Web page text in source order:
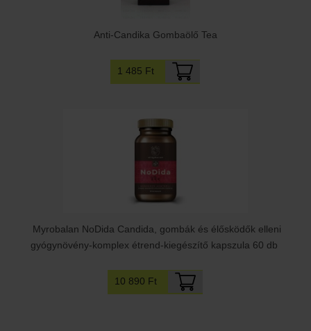
Anti-Candika Gombaölő Tea
1 485 Ft
Myrobalan NoDida Candida, gombák és élősködők elleni
gyógynövény-komplex étrend-kiegészítő kapszula 60 db
10 890 Ft